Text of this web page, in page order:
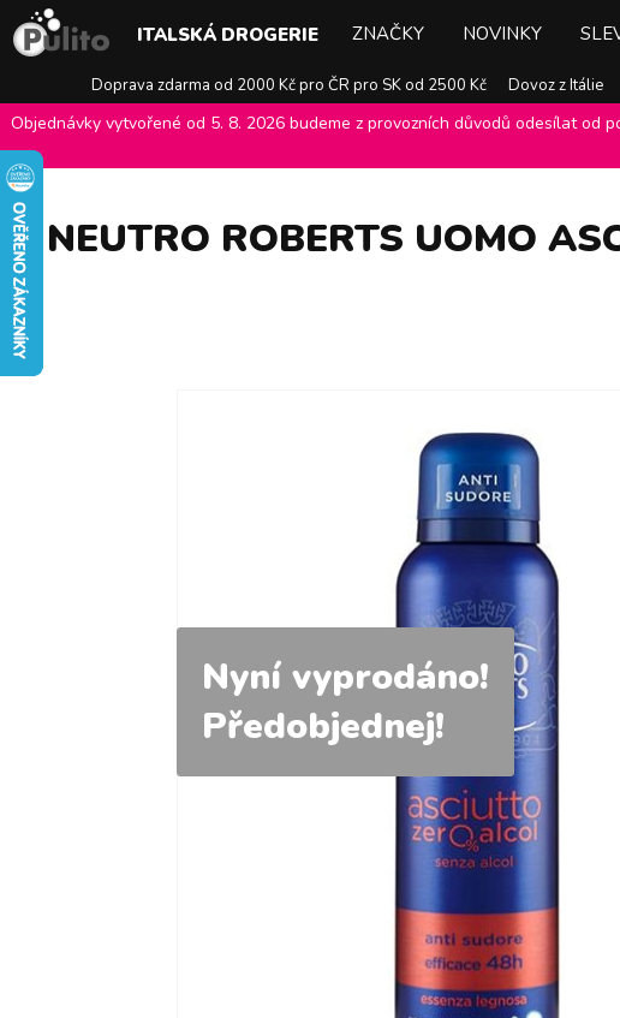
Doprava zdarma od 2000 Kč pro ČR pro SK od 2500 Kč Dovoz z Itálie
ITALSKÁ DROGERIE ZNAČKY NOVINKY
Objednávky vytvořené od 5. 8. 2026 budeme z provozních důvodů odesílat od
E-shop Pulito Pánská kosmetika
NEUTRO ROBERTS UOMO
Nyní vyprodáno!
Předobjednej!